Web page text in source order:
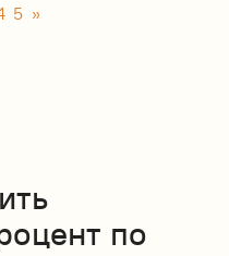
5 »
по